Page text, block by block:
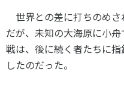
世界との差に打ちのめさ
だが、未知の大海原に小
戦は、後に続く者たちに
したのだった。